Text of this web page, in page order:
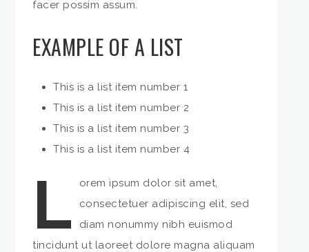
facer possim assum.
EXAMPLE OF A LIST
This is a list item number 1
This is a list item number 2
This is a list item number 3
This is a list item number 4
L
orem ipsum dolor sit amet,
consectetuer adipiscing elit, sed
diam nonummy nibh euismod
tincidunt ut laoreet dolore magna aliquam